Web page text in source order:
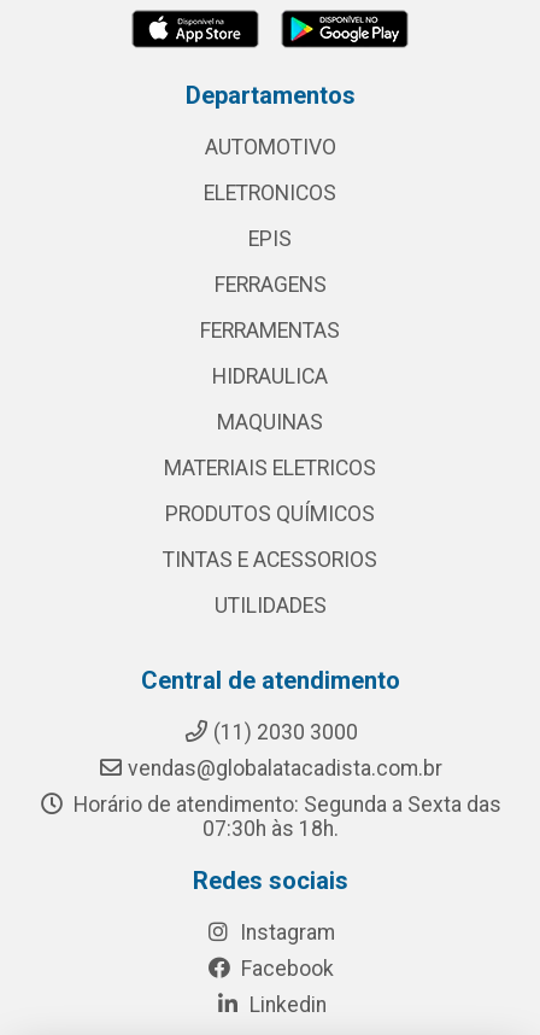
Departamentos
AUTOMOTIVO
ELETRONICOS
EPIS
FERRAGENS
FERRAMENTAS
HIDRAULICA
MAQUINAS
MATERIAIS ELETRICOS
PRODUTOS QUÍMICOS
TINTAS E ACESSORIOS
UTILIDADES
Central de atendimento
(11) 2030 3000
vendas@globalatacadista.com.br
Horário de atendimento: Segunda a Sexta das
07:30h às 18h.
Redes sociais
Instagram
Facebook
Linkedin